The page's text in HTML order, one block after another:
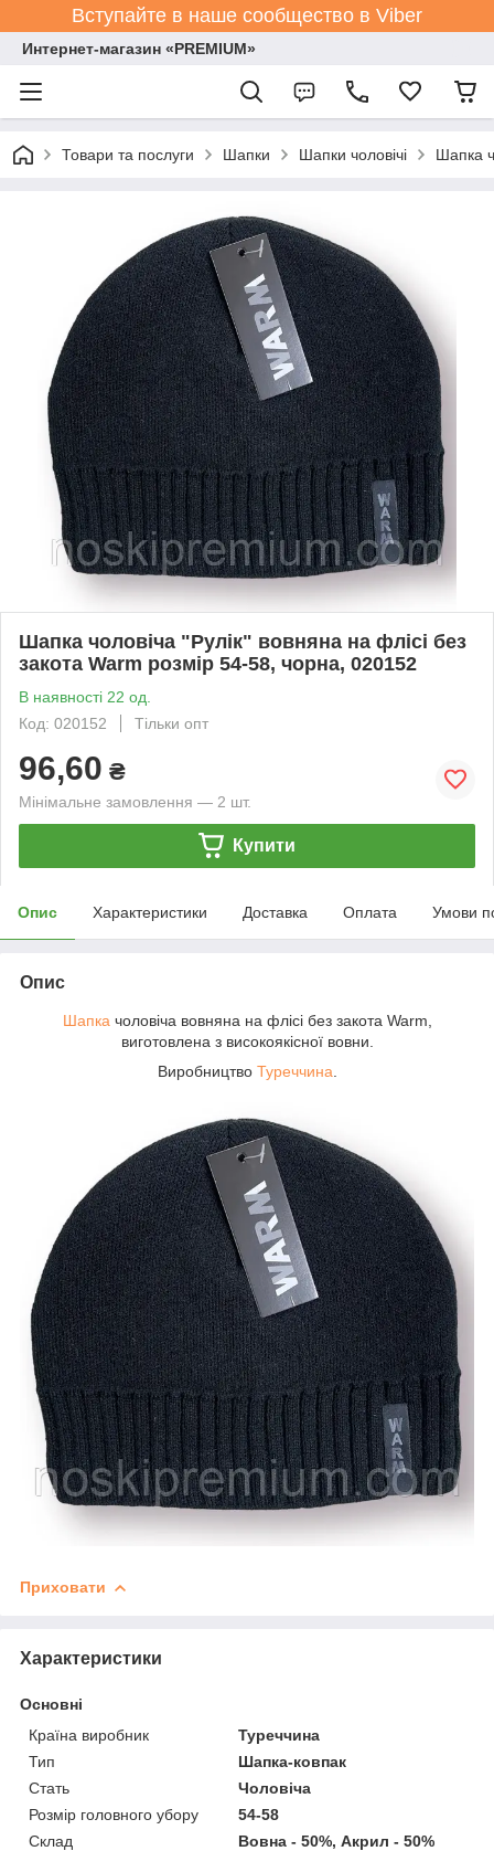
Вступайте в наше сообщество в Viber
Интернет-магазин «PREMIUM»
Товари та послуги Шапки Шапки чоловічі Шапка
Шапка чоловіча "Рулік" вовняна на флісі без
закота Warm розмір 54-58, чорна, 020152
В наявності 22 од.
Код: 020152
Тільки опт
96,60 ₴
Мінімальне замовлення — 2 шт.
Купити
Опис Характеристики Доставка Оплата Умови
Опис
Шапка чоловіча вовняна на флісі без закота Warm,
виготовлена з високоякісної вовни.
Виробництво Туреччина
Приховати
Характеристики
Основні
Країна виробник
Туреччина
Тип
Шапка-ковпак
Стать
Чоловіча
Розмір головного убору
54-58
Склад
Вовна - 50%, Акрил - 50%